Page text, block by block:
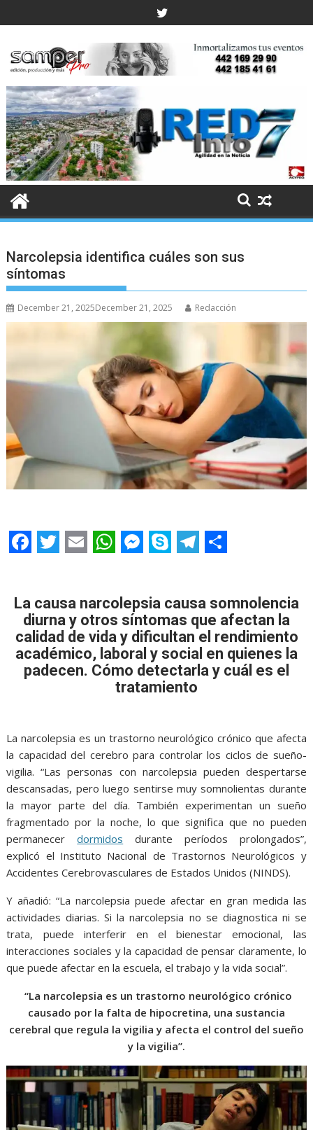
to
Narcolepsia identifica cuáles son sus
síntomas
December 21, 2025December 21, 2025 Redacción
c
e
b
i
t
t
e
a
i
l
a
t
s
A
s
s
e
n
g
r
y
p
e
l
e
g
r
a
a
r
e
La causa narcolepsia causa somnolencia
diurna y otros síntomas que afectan la
calidad de vida y dificultan el rendimiento
académico, laboral y social en quienes la
padecen. Cómo detectarla y cuál es el
tratamiento
La narcolepsia es un trastorno neurológico crónico que afecta
la capacidad del cerebro para controlar los ciclos de sueño-
vigilia. “Las personas con narcolepsia pueden despertarse
descansadas, pero luego sentirse muy somnolientas durante
la mayor parte del día. También experimentan un sueño
fragmentado por la noche, lo que significa que no pueden
permanecerdormidos durante períodos prolongados”,
explicó el Instituto Nacional de Trastornos Neurológicos y
Accidentes Cerebrovasculares de Estados Unidos (NINDS).
Y añadió: “La narcolepsia puede afectar en gran medida las
actividades diarias. Si la narcolepsia no se diagnostica ni se
trata, puede interferir en el bienestar emocional, las
interacciones sociales y la capacidad de pensar claramente, lo
que puede afectar en la escuela, el trabajo y la vida social”.
“La narcolepsia es un trastorno neurológico crónico
causado por la falta de hipocretina, una sustancia
cerebral que regula la vigilia y afecta el control del sueño
y la vigilia”.